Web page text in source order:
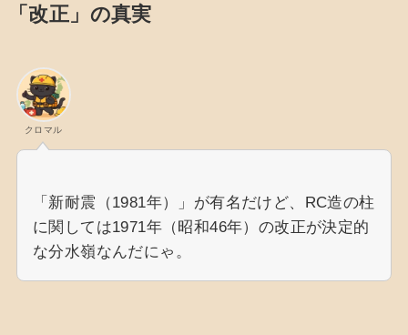
「改正」の真実
クロマル
「新耐震（1981年）」が有名だけど、RC造の柱
に関しては1971年（昭和46年）の改正が決定的
な分水嶺なんだにゃ。